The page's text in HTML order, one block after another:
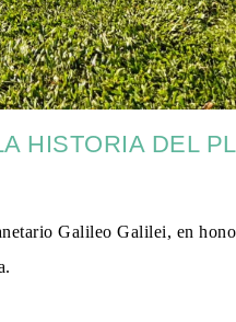
HISTORIA DEL
Galileo Galilei, en